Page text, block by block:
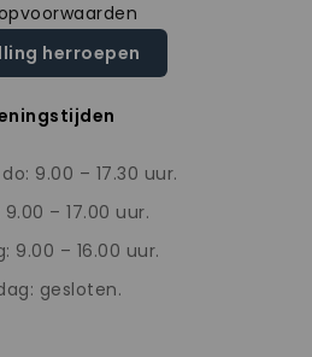
herroepen
9.00 – 17.30 uur.
– 17.00 uur.
9.00 – 16.00 uur.
gesloten.